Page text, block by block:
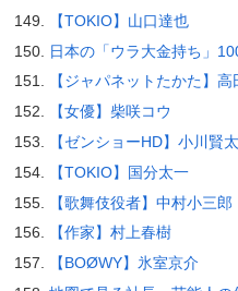
【TOKIO】山口達也
日本の「ウラ大金持ち」
【ジャパネットたかた】
【女優】柴咲コウ
【ゼンショーHD】小川賢
【TOKIO】国分太一
【歌舞伎役者】中村小三郎
【作家】村上春樹
【BOØWY】氷室京介